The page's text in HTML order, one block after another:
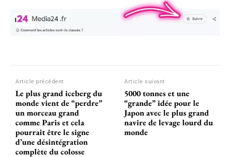
Article précédent
Le plus grand iceberg du
monde vient de “perdre”
un morceau grand
comme Paris et cela
pourrait être le signe
d’une désintégration
complète du colosse
Article suivant
5000 tonnes et une
“grande” idée pour le
Japon avec le plus grand
navire de levage lourd du
monde